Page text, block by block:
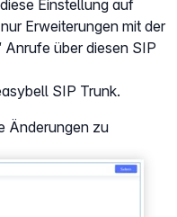
Einstellung auf
Erweiterungen mit der
Anrufe über diesen SIP
SIP Trunk.
Änderungen zu